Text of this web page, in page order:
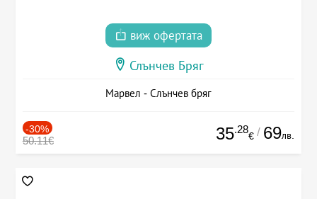
виж офертата
Слънчев Бряг
Марвел - Слънчев бряг
-30%
50.11€ 35.28
€ / 69лв.